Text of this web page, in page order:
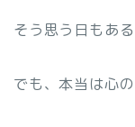
そう思う日もあ
でも、本当は心の